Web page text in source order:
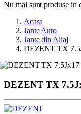
Nu mai sunt produse in
Acasa
Jante Auto
Jante din Aliaj
DEZENT TX
DEZENT TX